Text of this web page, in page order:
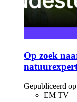
Op zoek
Gepubliceerd op:
EM TV